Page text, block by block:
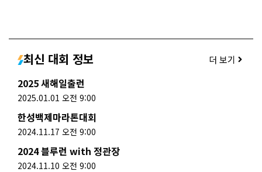
최신 대회 정보 더 보기
2025 새해일출런
2025.01.01 오전 9:00
한성백제마라톤대회
2024.11.17 오전 9:00
2024 블루런 with 정관장
2024.11.10 오전 9:00